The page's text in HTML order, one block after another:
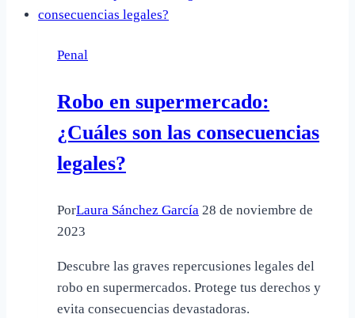
necesitas
delito
Penal
Robo en supermercado:
¿Cuáles son las consecuencias
legales?
PorLaura Sánchez García 28 de noviembre de
2023
Descubre las graves repercusiones legales del
robo en supermercados. Protege tus derechos y
evita consecuencias devastadoras.